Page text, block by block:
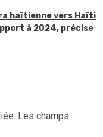
haïtienne vers Haïti
à 2024, précise
Les champs